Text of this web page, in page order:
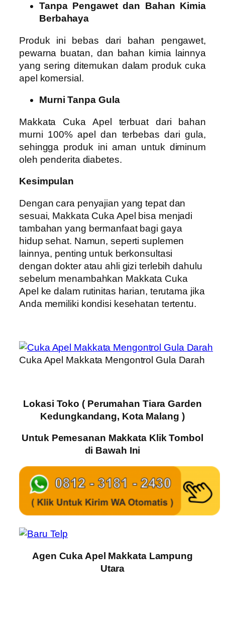
Tanpa Pengawet dan Bahan Kimia
Berbahaya
Produk ini bebas dari bahan pengawet,
pewarna buatan, dan bahan kimia lainnya
yang sering ditemukan dalam produk cuka
apel komersial.
Murni Tanpa Gula
Makkata Cuka Apel terbuat dari bahan
murni 100% apel dan terbebas dari gula,
sehingga produk ini aman untuk diminum
oleh penderita diabetes.
Kesimpulan
Dengan cara penyajian yang tepat dan
sesuai, Makkata Cuka Apel bisa menjadi
tambahan yang bermanfaat bagi gaya
hidup sehat. Namun, seperti suplemen
lainnya, penting untuk berkonsultasi
dengan dokter atau ahli gizi terlebih dahulu
sebelum menambahkan Makkata Cuka
Apel ke dalam rutinitas harian, terutama jika
Anda memiliki kondisi kesehatan tertentu.
Cuka Apel Makkata Mengontrol Gula Darah
Lokasi Toko ( Perumahan Tiara Garden
Kedungkandang, Kota Malang )
Untuk Pemesanan Makkata Klik Tombol
di Bawah Ini
Agen Cuka Apel Makkata Lampung
Utara